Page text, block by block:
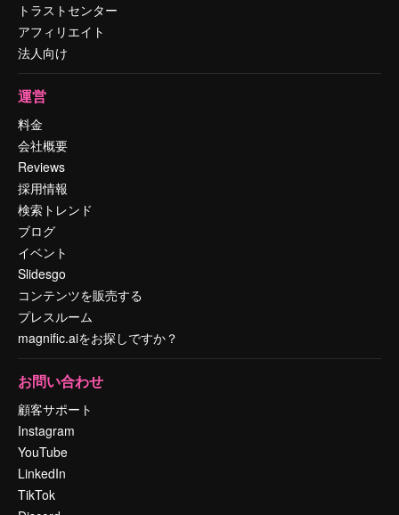
トラストセンター
アフィリエイト
法人向け
運営
料金
会社概要
Reviews
採用情報
検索トレンド
ブログ
イベント
Slidesgo
コンテンツを販売する
プレスルーム
magnific.aiをお探しですか？
お問い合わせ
顧客サポート
Instagram
YouTube
LinkedIn
TikTok